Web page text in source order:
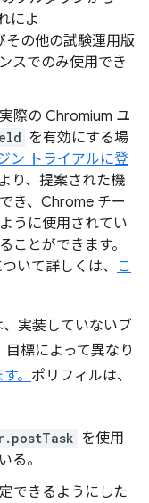
によ
その他の試験運用版
スでのみ使用でき
際の Chromium ユ
を有効にする場
ン トライアルに登
り、提案された機
き、Chrome チー
うに使用されてい
ことができます。
いて詳しくは、 こ
実装していないブ
標によって異なり
。 ポリフィルは、
を使用
る。
できるようにした